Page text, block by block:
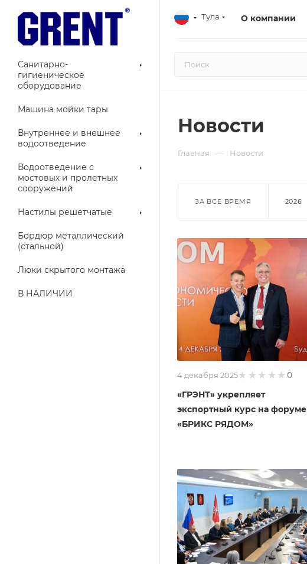
Тула О компании
Санитарно-
гигиеническое
оборудование
Машина мойки тары
Внутреннее и внешнее
водоотведение
Водоотведение с
мостовых и пролетных
сооружений
Настилы решетчатые
Бордюр металлический
(стальной)
Люки скрытого монтажа
В НАЛИЧИИ
Новости
Главная — Новости
ЗА ВСЕ ВРЕМЯ 2026
4 декабря 2025
0
«ГРЭНТ» укрепляет
экспортный курс на форуме
«БРИКС РЯДОМ»